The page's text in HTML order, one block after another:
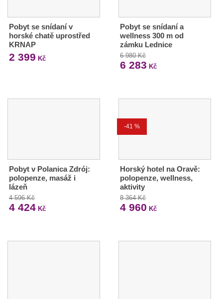
Pobyt se snídaní v
horské chatě uprostřed
KRNAP
2 399 Kč
Pobyt se snídaní a
wellness 300 m od
zámku Lednice
6 980 Kč
6 283 Kč
Pobyt v Polanica Zdrój:
polopenze, masáž i
lázeň
4 596 Kč
4 424 Kč
-41 %
Horský hotel na Oravě:
polopenze, wellness,
aktivity
8 364 Kč
4 960 Kč